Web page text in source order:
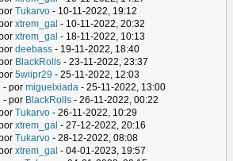
Tukarvo - 10-11-2022, 19:12
xtrem_gal - 10-11-2022, 20:32
xtrem_gal - 18-11-2022, 10:13
deebass - 19-11-2022, 18:40
BlackRolls - 23-11-2022, 23:37
5wiipr29 - 25-11-2022, 12:03
- por miguelxiada - 25-11-2022, 13:00
- por BlackRolls - 26-11-2022, 00:22
Tukarvo - 26-11-2022, 10:29
xtrem_gal - 27-12-2022, 20:16
Tukarvo - 28-12-2022, 08:08
xtrem_gal - 04-01-2023, 19:57